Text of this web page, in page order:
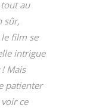
au
sûr,
le film se
intrigue
Mais
patienter
ce